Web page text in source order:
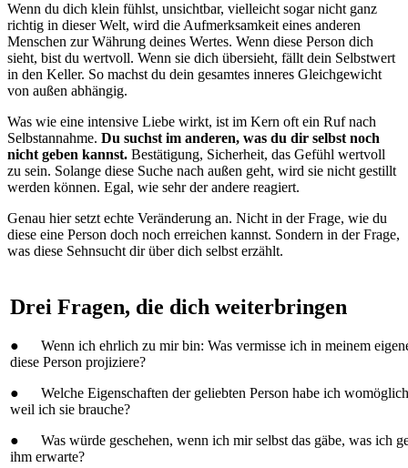
Wenn du dich klein fühlst, unsichtbar, vielleicht sogar nicht ganz
richtig in dieser Welt, wird die Aufmerksamkeit eines anderen
Menschen zur Währung deines Wertes. Wenn diese Person dich
sieht, bist du wertvoll. Wenn sie dich übersieht, fällt dein Selbstwert
in den Keller. So machst du dein gesamtes inneres Gleichgewicht
von außen abhängig.
Was wie eine intensive Liebe wirkt, ist im Kern oft ein Ruf nach
Selbstannahme. Du suchst im anderen, was du dir selbst noch
nicht geben kannst. Bestätigung, Sicherheit, das Gefühl wertvoll
zu sein. Solange diese Suche nach außen geht, wird sie nicht gestillt
werden können. Egal, wie sehr der andere reagiert.
Genau hier setzt echte Veränderung an. Nicht in der Frage, wie du
diese eine Person doch noch erreichen kannst. Sondern in der Frage,
was diese Sehnsucht dir über dich selbst erzählt.
Drei Fragen, die dich weiterbringen
● Wenn ich ehrlich zu mir bin: Was vermisse ich in meinem
diese Person projiziere?
● Welche Eigenschaften der geliebten Person habe ich
weil ich sie brauche?
● Was würde geschehen, wenn ich mir selbst das gäbe, was ich
ihm erwarte?